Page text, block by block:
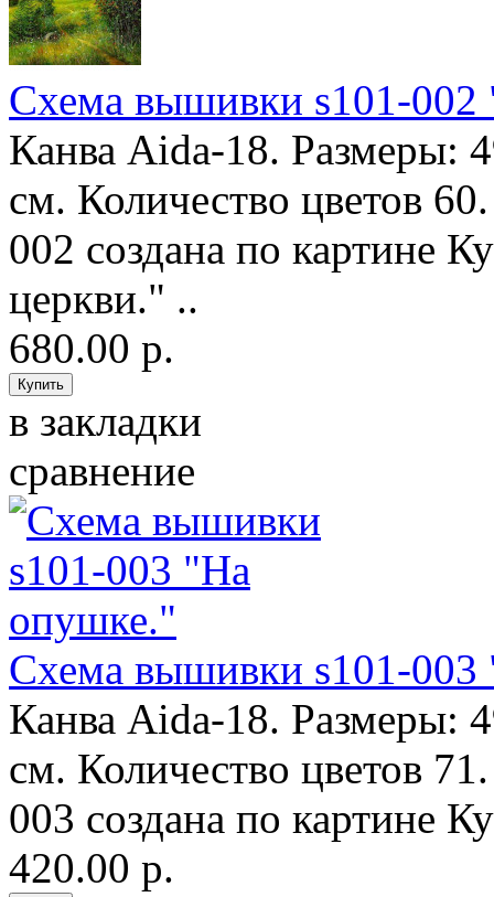
Схема вышивки s101-002
Канва Aida-18. Размеры:
см. Количество цветов
002 создана по картине
церкви." ..
680.00 р.
в закладки
сравнение
Схема вышивки s101-
Канва Aida-18. Размеры:
см. Количество цветов
003 создана по
420.00 р.